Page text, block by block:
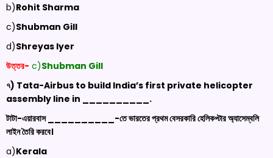
b)Rohit Sharma
c)Shubman Gill
d)Shreyas Iyer
উত্তর- c)Shubman Gill
৭) Tata-Airbus to build India’s first private helicopter
assembly line in __________.
টাটা-এয়ারবাস __________-তে ভারতের প্রথম বেসরকারি হেলিকপ্টার অ্যাসেম্বলি
লাইন তৈরি করবে।
a)Kerala